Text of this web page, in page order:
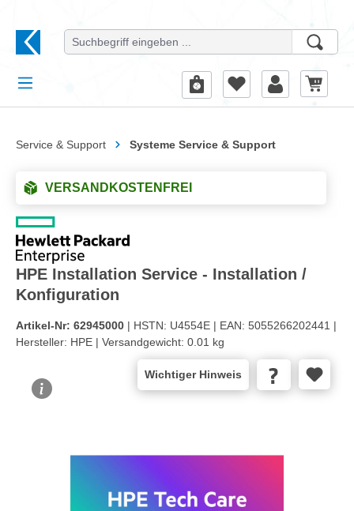
Service & Support Systeme Service & Support
VERSANDKOSTENFREI
HPE Installation Service - Installation /
Konfiguration
Artikel-Nr: 62945000 | HSTN: U4554E | EAN: 5055266202441 |
Hersteller: HPE | Versandgewicht: 0.01 kg
Wichtiger Hinweis